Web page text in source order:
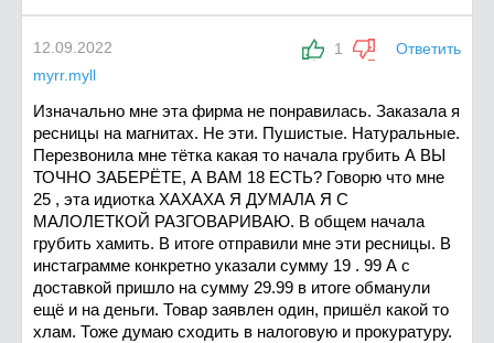
1 Ответить
12.09.2022
myrr.myll
Изначально мне эта фирма не понравилась. Заказала я
ресницы на магнитах. Не эти. Пушистые. Натуральные.
Перезвонила мне тётка какая то начала грубить А ВЫ
ТОЧНО ЗАБЕРЁТЕ, А ВАМ 18 ЕСТЬ? Говорю что мне
25 , эта идиотка ХАХАХА Я ДУМАЛА Я С
МАЛОЛЕТКОЙ РАЗГОВАРИВАЮ. В общем начала
грубить хамить. В итоге отправили мне эти ресницы. В
инстаграмме конкретно указали сумму 19 . 99 А с
доставкой пришло на сумму 29.99 в итоге обманули
ещё и на деньги. Товар заявлен один, пришёл какой то
хлам. Тоже думаю сходить в налоговую и прокуратуру.